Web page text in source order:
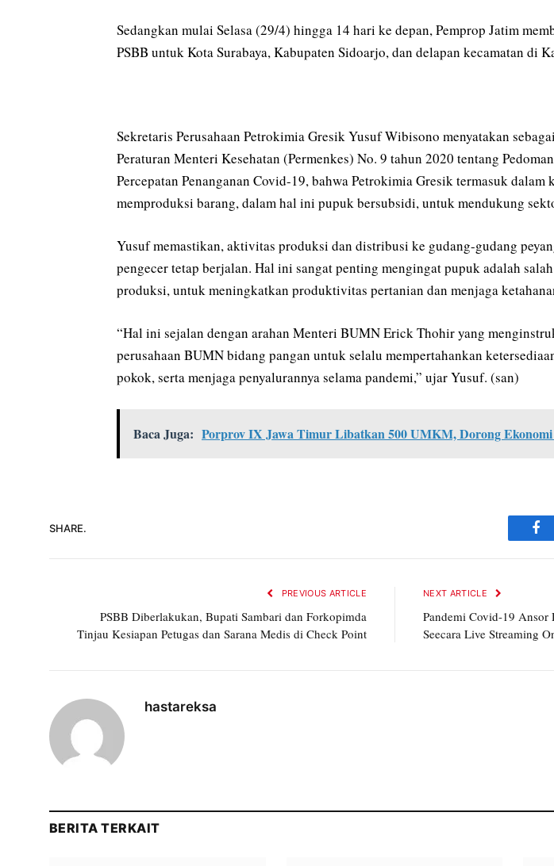
Sedangkan mulai Selasa (29/4) hingga 14 hari ke depan, Pemprop Jatim
PSBB untuk Kota Surabaya, Kabupaten Sidoarjo, dan delapan kecamatan di
Sekretaris Perusahaan Petrokimia Gresik Yusuf Wibisono menyatakan
Peraturan Menteri Kesehatan (Permenkes) No. 9 tahun 2020 tentang
Percepatan Penanganan Covid-19, bahwa Petrokimia Gresik termasuk
memproduksi barang, dalam hal ini pupuk bersubsidi, untuk mendukung
Yusuf memastikan, aktivitas produksi dan distribusi ke gudang-gudang
pengecer tetap berjalan. Hal ini sangat penting mengingat pupuk adalah
produksi, untuk meningkatkan produktivitas pertanian dan menjaga
“Hal ini sejalan dengan arahan Menteri BUMN Erick Thohir yang
perusahaan BUMN bidang pangan untuk selalu mempertahankan
pokok, serta menjaga penyalurannya selama pandemi,” ujar Yusuf. (san)
Baca Juga: Porprov IX Jawa Timur Libatkan 500 UMKM, Dorong
SHARE.
PREVIOUS ARTICLE
PSBB Diberlakukan, Bupati Sambari dan Forkopimda
Tinjau Kesiapan Petugas dan Sarana Medis di Check Point
NEXT ARTICLE
Pandemi Covid-19 Ansor
Seecara Live Streaming
hastareksa
BERITA TERKAIT